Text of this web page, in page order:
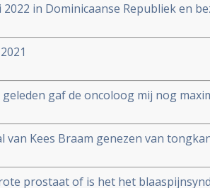
in Dominicaanse Republiek en
gaf de oncoloog mij nog
van Kees Braam genezen van
prostaat of is het het